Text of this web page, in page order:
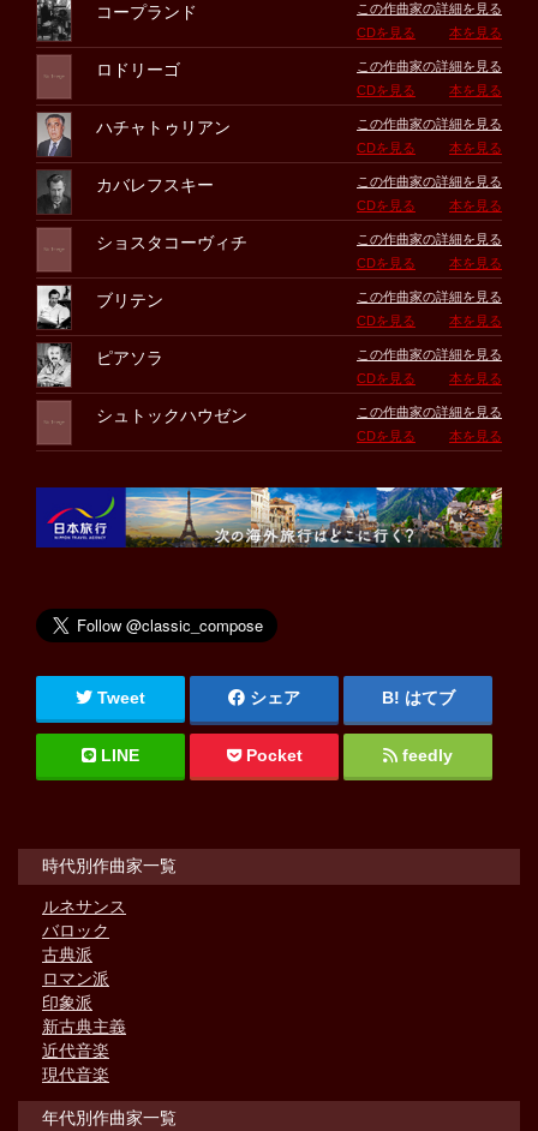
コープランド
この作曲家の詳細を見る
CDを見る
本を見る
ロドリーゴ
この作曲家の詳細を見る
CDを見る
本を見る
ハチャトゥリアン
この作曲家の詳細を見る
CDを見る
本を見る
カバレフスキー
この作曲家の詳細を見る
CDを見る
本を見る
ショスタコーヴィチ
この作曲家の詳細を見る
CDを見る
本を見る
ブリテン
この作曲家の詳細を見る
CDを見る
本を見る
ピアソラ
この作曲家の詳細を見る
CDを見る
本を見る
シュトックハウゼン
この作曲家の詳細を見る
CDを見る
本を見る
Tweet シェア はてブ
LINE Pocket feedly
時代別作曲家一覧
ルネサンス
バロック
古典派
ロマン派
印象派
新古典主義
近代音楽
現代音楽
年代別作曲家一覧